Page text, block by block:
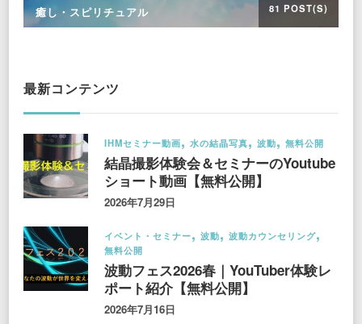
癒し・スピリチュアル 81 POST(S)
最新コンテンツ
IHMセミナー動画 水の結晶写真 波動 無料公開
結晶撮影体験会＆セミナーのYoutube
ショート動画【無料公開】
2026年7月29日
イベント・セミナー 波動
波動カウンセリング
無料公開
波動フェス2026春｜YouTuber体験レ
ポート紹介【無料公開】
2026年7月16日